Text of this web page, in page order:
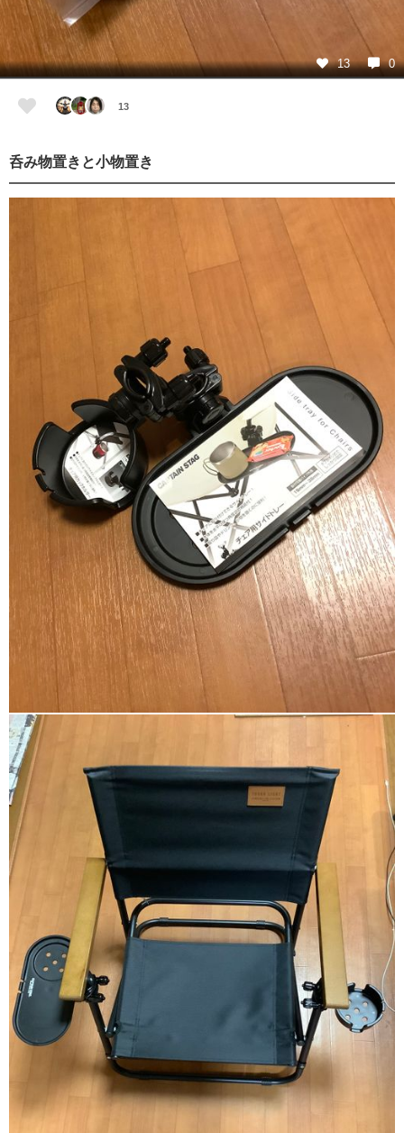
13 0
13
呑み物置きと小物置き